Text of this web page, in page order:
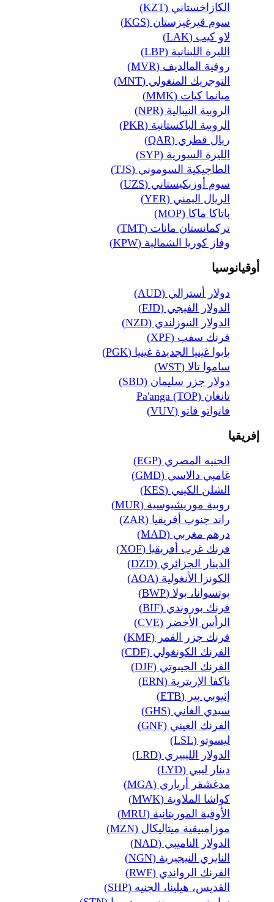
الكازاخستاني (KZT)
سوم قيرغيزستان (KGS)
لاو كيب (LAK)
الليرة اللبنانية (LBP)
روفية المالديف (MVR)
التوجريك المنغولي (MNT)
ميانما كيات (MMK)
الروبية النيبالية (NPR)
الروبية الباكستانية (PKR)
ريال قطري (QAR)
الليرة السورية (SYP)
الطاجيكية السوموني (TJS)
سوم أوزبكيستاني (UZS)
الريال اليمني (YER)
باتاكا ماكا (MOP)
تركمانستان مانات (TMT)
وفاز كوريا الشمالية (KPW)
أوقيانوسيا
دولار أسترالي (AUD)
الدولار الفيجي (FJD)
الدولار النيوزلندي (NZD)
فرنك سفب (XPF)
بابوا غينيا الجديدة غينيا (PGK)
ساموا تالا (WST)
دولار جزر سليمان (SBD)
تانغان Pa'anga (TOP)
فانواتو فاتو (VUV)
إفريقيا
الجنيه المصري (EGP)
غامبي دالاسي (GMD)
الشلن الكيني (KES)
روبية موريشيوسية (MUR)
راند جنوب أفريقيا (ZAR)
درهم مغربي (MAD)
فرنك غرب أفريقيا (XOF)
الدينار الجزائري (DZD)
الكونزا الأنغولية (AOA)
بوتسوانا، بولا (BWP)
فرنك بوروندي (BIF)
الرأس الأخضر (CVE)
فرنك جزر القمر (KMF)
الفرنك الكونغولي (CDF)
الفرنك الجيبوتي (DJF)
ناكفا الإريترية (ERN)
إثيوبي بير (ETB)
سيدي الغاني (GHS)
الفرنك الغيني (GNF)
ليسوتو (LSL)
الدولار الليبيري (LRD)
دينار ليبي (LYD)
مدغشقر أرياري (MGA)
كواشا الملاوية (MWK)
الأوقية الموريتانية (MRU)
موزامبيقية ميتاليكال (MZN)
الدولار الناميبي (NAD)
النايري النيجيرية (NGN)
الفرنك الرواندي (RWF)
القديس، هيلينا، الجنيه (SHP)